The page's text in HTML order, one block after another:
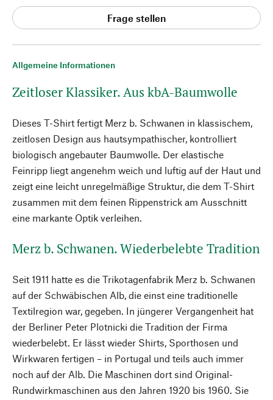
Allgemeine Informationen
Zeitloser Klassiker. Aus kbA-Baumwolle
Dieses T-Shirt fertigt Merz b. Schwanen in klassischem,
zeitlosen Design aus hautsympathischer, kontrolliert
biologisch angebauter Baumwolle. Der elastische
Feinripp liegt angenehm weich und luftig auf der Haut und
zeigt eine leicht unregelmäßige Struktur, die dem T-Shirt
zusammen mit dem feinen Rippenstrick am Ausschnitt
eine markante Optik verleihen.
Merz b. Schwanen. Wiederbelebte Tradition
Seit 1911 hatte es die Trikotagenfabrik Merz b. Schwanen
auf der Schwäbischen Alb, die einst eine traditionelle
Textilregion war, gegeben. In jüngerer Vergangenheit hat
der Berliner Peter Plotnicki die Tradition der Firma
wiederbelebt. Er lässt wieder Shirts, Sporthosen und
Wirkwaren fertigen – in Portugal und teils auch immer
noch auf der Alb. Die Maschinen dort sind Original-
Rundwirkmaschinen aus den Jahren 1920 bis 1960. Sie
Frage stellen